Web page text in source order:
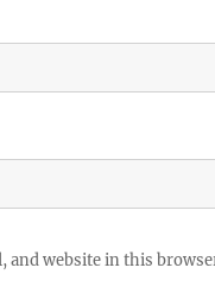
and website in this